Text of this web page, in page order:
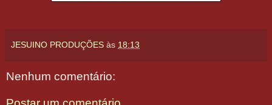
JESUINO PRODUÇÕES às 18:13
Nenhum comentário: